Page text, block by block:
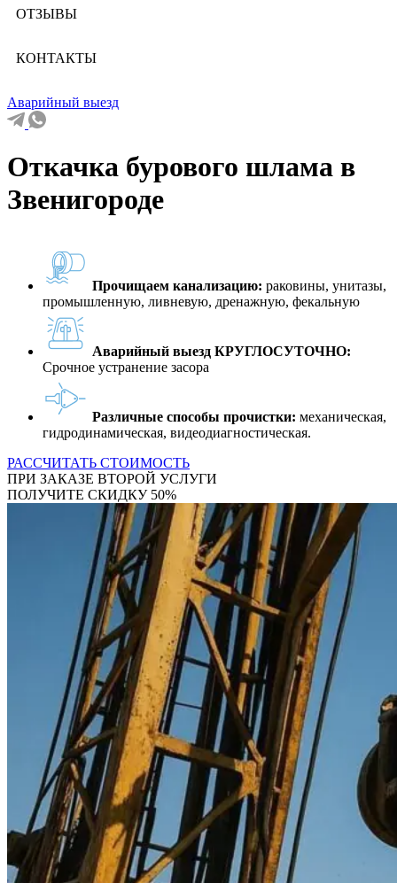
ОТЗЫВЫ
КОНТАКТЫ
Аварийный выезд
Откачка бурового шлама в
Звенигороде
Прочищаем канализацию: раковины, унитазы,
промышленную, ливневую, дренажную, фекальную
Аварийный выезд КРУГЛОСУТОЧНО:
Срочное устранение засора
Различные способы прочистки: механическая,
гидродинамическая, видеодиагностическая.
РАССЧИТАТЬ СТОИМОСТЬ
ПРИ ЗАКАЗЕ ВТОРОЙ УСЛУГИ
ПОЛУЧИТЕ СКИДКУ 50%